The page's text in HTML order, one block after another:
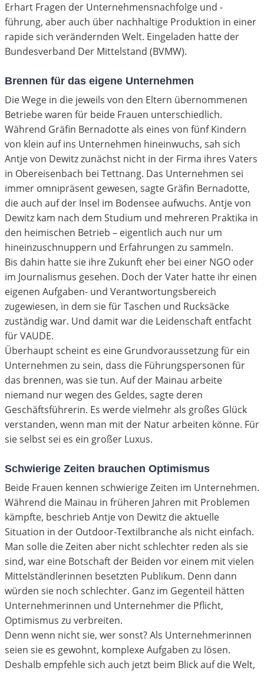
Erhart Fragen der Unternehmensnachfolge und -
führung, aber auch über nachhaltige Produktion in einer
rapide sich verändernden Welt. Eingeladen hatte der
Bundesverband Der Mittelstand (BVMW).
Brennen für das eigene Unternehmen
Die Wege in die jeweils von den Eltern übernommenen
Betriebe waren für beide Frauen unterschiedlich.
Während Gräfin Bernadotte als eines von fünf Kindern
von klein auf ins Unternehmen hineinwuchs, sah sich
Antje von Dewitz zunächst nicht in der Firma ihres Vaters
in Obereisenbach bei Tettnang. Das Unternehmen sei
immer omnipräsent gewesen, sagte Gräfin Bernadotte,
die auch auf der Insel im Bodensee aufwuchs. Antje von
Dewitz kam nach dem Studium und mehreren Praktika in
den heimischen Betrieb – eigentlich auch nur um
hineinzuschnuppern und Erfahrungen zu sammeln.
Bis dahin hatte sie ihre Zukunft eher bei einer NGO oder
im Journalismus gesehen. Doch der Vater hatte ihr einen
eigenen Aufgaben- und Verantwortungsbereich
zugewiesen, in dem sie für Taschen und Rucksäcke
zuständig war. Und damit war die Leidenschaft entfacht
für VAUDE.
Überhaupt scheint es eine Grundvoraussetzung für ein
Unternehmen zu sein, dass die Führungspersonen für
das brennen, was sie tun. Auf der Mainau arbeite
niemand nur wegen des Geldes, sagte deren
Geschäftsführerin. Es werde vielmehr als großes Glück
verstanden, wenn man mit der Natur arbeiten könne. Für
sie selbst sei es ein großer Luxus.
Schwierige Zeiten brauchen Optimismus
Beide Frauen kennen schwierige Zeiten im Unternehmen.
Während die Mainau in früheren Jahren mit Problemen
kämpfte, beschrieb Antje von Dewitz die aktuelle
Situation in der Outdoor-Textilbranche als nicht einfach.
Man solle die Zeiten aber nicht schlechter reden als sie
sind, war eine Botschaft der Beiden vor einem mit vielen
Mittelständlerinnen besetzten Publikum. Denn dann
würden sie noch schlechter. Ganz im Gegenteil hätten
Unternehmerinnen und Unternehmer die Pflicht,
Optimismus zu verbreiten.
Denn wenn nicht sie, wer sonst? Als Unternehmerinnen
seien sie es gewohnt, komplexe Aufgaben zu lösen.
Deshalb empfehle sich auch jetzt beim Blick auf die Welt,